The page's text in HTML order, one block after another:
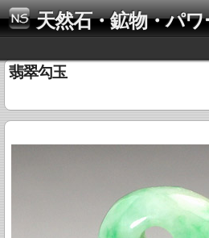
天然石・鉱物・パワースト
翡翠勾玉